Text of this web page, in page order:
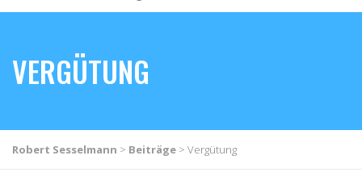
VERGÜTUNG
Robert Sesselmann > Beiträge > Vergütung